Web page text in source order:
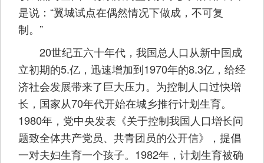
是说：“翼城试点在偶然情况下做成，不可复
制。”
20世纪五六十年代，我国总人口从新中国成
立初期的5.亿，迅速增加到1970年的8.3亿，给经
济社会发展带来了巨大压力。为控制人口过快增
长，国家从70年代开始在城乡推行计划生育。
1980年，党中央发表《关于控制我国人口增长问
题致全体共产党员、共青团员的公开信》，提倡
一对夫妇生育一个孩子。1982年，计划生育被确